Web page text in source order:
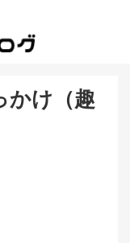
かけ（趣